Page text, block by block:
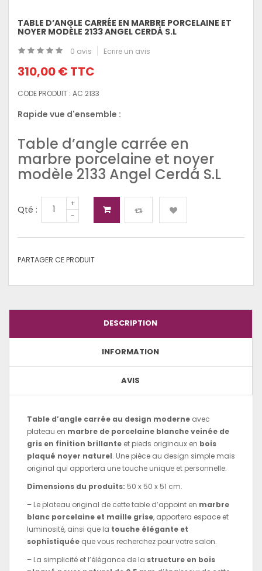
TABLE D’ANGLE CARRÉE EN MARBRE PORCELAINE ET
NOYER MODÈLE 2133 ANGEL CERDÁ S.L
0 avis Ecrire un avis
310,00 € TTC
CODE PRODUIT : AC 2133
Rapide vue d'ensemble :
Table d’angle carrée en
marbre porcelaine et noyer
modèle 2133 Angel Cerdá S.L
Qté :
+
-
PARTAGER CE PRODUIT
DESCRIPTION
INFORMATION
AVIS
Table d’angle carrée au design moderne avec
plateau en marbre de porcelaine blanche veinée de
gris en finition brillante et pieds originaux en bois
plaqué noyer naturel. Une pièce au design simple mais
original qui apportera une touche unique et personnelle.
Dimensions du produits: 50 x 50 x 51 cm.
– Le plateau original de cette table d’appoint en marbre
blanc porcelaine et maille grise, apportera espace et
luminosité, ainsi que la touche élégante et
sophistiquée que vous recherchez pour votre salon.
– La simplicité et l’élégance de la structure en bois